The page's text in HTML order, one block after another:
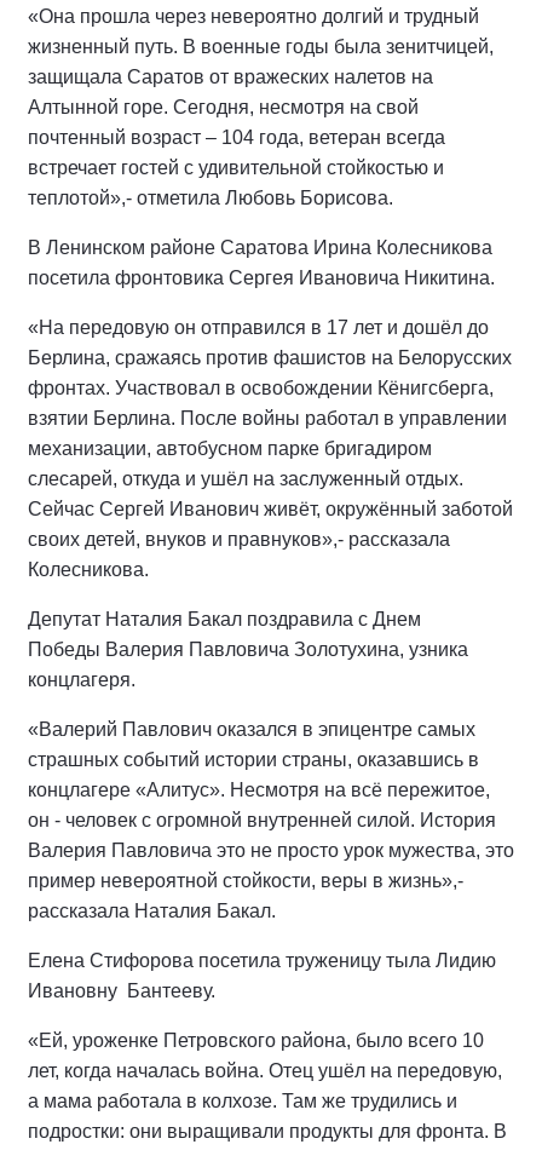
«Она прошла через невероятно долгий и трудный
жизненный путь. В военные годы была зенитчицей,
защищала Саратов от вражеских налетов на
Алтынной горе. Сегодня, несмотря на свой
почтенный возраст – 104 года, ветеран всегда
встречает гостей с удивительной стойкостью и
теплотой»,- отметила Любовь Борисова.
В Ленинском районе Саратова Ирина Колесникова
посетила фронтовика Сергея Ивановича Никитина.
«На передовую он отправился в 17 лет и дошёл до
Берлина, сражаясь против фашистов на Белорусских
фронтах. Участвовал в освобождении Кёнигсберга,
взятии Берлина. После войны работал в управлении
механизации, автобусном парке бригадиром
слесарей, откуда и ушёл на заслуженный отдых.
Сейчас Сергей Иванович живёт, окружённый заботой
своих детей, внуков и правнуков»,- рассказала
Колесникова.
Депутат Наталия Бакал поздравила с Днем
Победы Валерия Павловича Золотухина, узника
концлагеря.
«Валерий Павлович оказался в эпицентре самых
страшных событий истории страны, оказавшись в
концлагере «Алитус». Несмотря на всё пережитое,
он - человек с огромной внутренней силой. История
Валерия Павловича это не просто урок мужества, это
пример невероятной стойкости, веры в жизнь»,-
рассказала Наталия Бакал.
Елена Стифорова посетила труженицу тыла Лидию
Ивановну Бантееву.
«Ей, уроженке Петровского района, было всего 10
лет, когда началась война. Отец ушёл на передовую,
а мама работала в колхозе. Там же трудились и
подростки: они выращивали продукты для фронта. В